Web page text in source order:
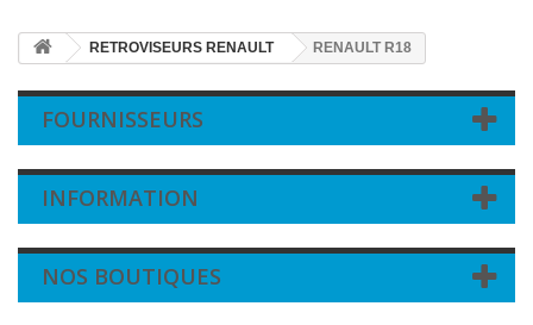
RETROVISEURS RENAULT RENAULT R18
FOURNISSEURS
INFORMATION
NOS BOUTIQUES